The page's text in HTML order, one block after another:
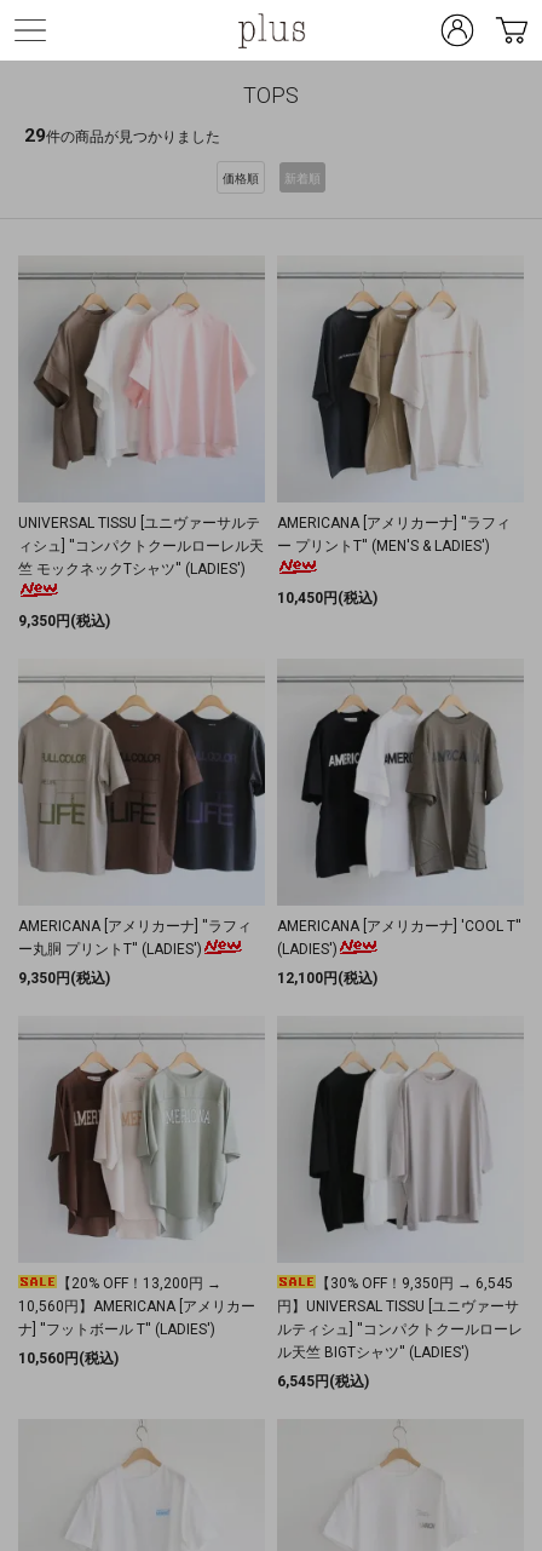
TOPS
29件の商品が見つかりました
価格順 新着順
UNIVERSAL TISSU [ユニヴァーサルテ
ィシュ] ''コンパクトクールローレル天
竺 モックネックTシャツ'' (LADIES')
9,350円(税込)
AMERICANA [アメリカーナ] ''ラフィ
ー プリントT'' (MEN'S & LADIES')
10,450円(税込)
AMERICANA [アメリカーナ] ''ラフィ
ー丸胴 プリントT'' (LADIES')
9,350円(税込)
AMERICANA [アメリカーナ] 'COOL T''
(LADIES')
12,100円(税込)
【20% OFF！13,200円 →
10,560円】AMERICANA [アメリカー
ナ] ''フットボール T'' (LADIES')
10,560円(税込)
【30% OFF！9,350円 → 6,545
円】UNIVERSAL TISSU [ユニヴァーサ
ルティシュ] ''コンパクトクールローレ
ル天竺 BIGTシャツ'' (LADIES')
6,545円(税込)